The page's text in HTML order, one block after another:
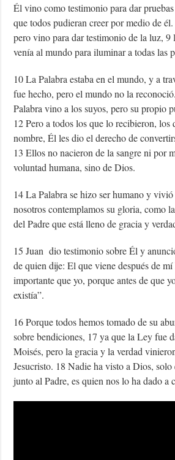
Él vino como testimonio para dar
que todos pudieran creer por medio de
pero vino para dar testimonio de la luz, 9
venía al mundo para iluminar a todas las
10 La Palabra estaba en el mundo, y a
fue hecho, pero el mundo no la
Palabra vino a los suyos, pero su propio
12 Pero a todos los que lo recibieron, los
nombre, Él les dio el derecho de
13 Ellos no nacieron de la sangre ni por
voluntad humana, sino de Dios.
14 La Palabra se hizo ser humano y
nosotros contemplamos su gloria, como
del Padre que está lleno de gracia y
15 Juan dio testimonio sobre Él y
de quien dije: El que viene después de
importante que yo, porque antes de que
existía”.
16 Porque todos hemos tomado de su
sobre bendiciones, 17 ya que la Ley fue
Moisés, pero la gracia y la verdad
Jesucristo. 18 Nadie ha visto a Dios,
junto al Padre, es quien nos lo ha dado a